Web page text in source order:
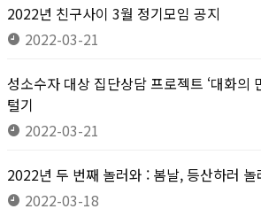
2022년 친구사이 3월 정기모임 공지
2022-03-21
성소수자 대상 집단상담 프로젝트 ‘대화의
털기
2022-03-21
2022년 두 번째 놀러와 : 봄날, 등산하러 놀
2022-03-18